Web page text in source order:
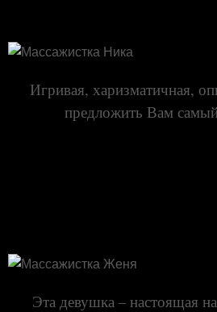
Игривая, харизматичная,
предложить Вам самый
Эта девушка – настоящая